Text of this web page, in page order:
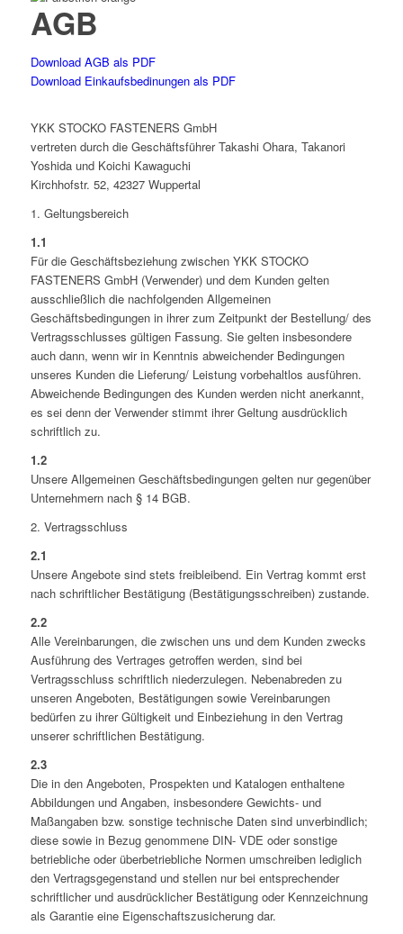
AGB
Download AGB als PDF
Download Einkaufsbedinungen als PDF
YKK STOCKO FASTENERS GmbH
vertreten durch die Geschäftsführer Takashi Ohara, Takanori
Yoshida und Koichi Kawaguchi
Kirchhofstr. 52, 42327 Wuppertal
1. Geltungsbereich
1.1
Für die Geschäftsbeziehung zwischen YKK STOCKO
FASTENERS GmbH (Verwender) und dem Kunden gelten
ausschließlich die nachfolgenden Allgemeinen
Geschäftsbedingungen in ihrer zum Zeitpunkt der Bestellung/ des
Vertragsschlusses gültigen Fassung. Sie gelten insbesondere
auch dann, wenn wir in Kenntnis abweichender Bedingungen
unseres Kunden die Lieferung/ Leistung vorbehaltlos ausführen.
Abweichende Bedingungen des Kunden werden nicht anerkannt,
es sei denn der Verwender stimmt ihrer Geltung ausdrücklich
schriftlich zu.
1.2
Unsere Allgemeinen Geschäftsbedingungen gelten nur gegenüber
Unternehmern nach § 14 BGB.
2. Vertragsschluss
2.1
Unsere Angebote sind stets freibleibend. Ein Vertrag kommt erst
nach schriftlicher Bestätigung (Bestätigungsschreiben) zustande.
2.2
Alle Vereinbarungen, die zwischen uns und dem Kunden zwecks
Ausführung des Vertrages getroffen werden, sind bei
Vertragsschluss schriftlich niederzulegen. Nebenabreden zu
unseren Angeboten, Bestätigungen sowie Vereinbarungen
bedürfen zu ihrer Gültigkeit und Einbeziehung in den Vertrag
unserer schriftlichen Bestätigung.
2.3
Die in den Angeboten, Prospekten und Katalogen enthaltene
Abbildungen und Angaben, insbesondere Gewichts- und
Maßangaben bzw. sonstige technische Daten sind unverbindlich;
diese sowie in Bezug genommene DIN- VDE oder sonstige
betriebliche oder überbetriebliche Normen umschreiben lediglich
den Vertragsgegenstand und stellen nur bei entsprechender
schriftlicher und ausdrücklicher Bestätigung oder Kennzeichnung
als Garantie eine Eigenschaftszusicherung dar.